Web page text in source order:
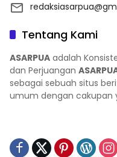
Tentang Kami
ASARPUA adalah
dan Perjuangan
sebagai sebuah situs
umum dengan cakupan